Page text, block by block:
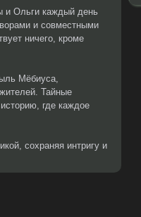
и Ольги каждый день
и совместными
ничего, кроме
Мёбиуса,
Тайные
где каждое
сохраняя интригу и